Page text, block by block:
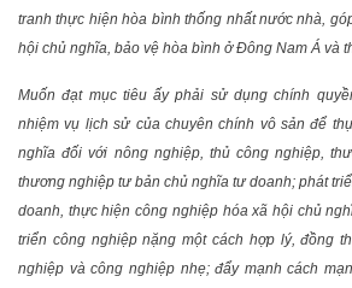
tranh thực hiện hòa bình thống nhất nước nhà,
hội chủ nghĩa, bảo vệ hòa bình ở Đông Nam Á và
Muốn đạt mục tiêu ấy phải sử dụng chính
nhiệm vụ lịch sử của chuyên chính vô sản để
nghĩa đối với nông nghiệp, thủ công nghiệp,
thương nghiệp tư bản chủ nghĩa tư doanh; phát
doanh, thực hiện công nghiệp hóa xã hội chủ
triển công nghiệp nặng một cách hợp lý, đồng
nghiệp và công nghiệp nhẹ; đẩy mạnh cách